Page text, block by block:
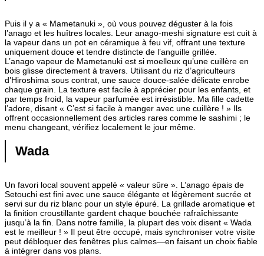
Puis il y a « Mametanuki », où vous pouvez déguster à la fois
l’anago et les huîtres locales. Leur anago-meshi signature est cuit à
la vapeur dans un pot en céramique à feu vif, offrant une texture
uniquement douce et tendre distincte de l’anguille grillée.
L’anago vapeur de Mametanuki est si moelleux qu’une cuillère en
bois glisse directement à travers. Utilisant du riz d’agriculteurs
d’Hiroshima sous contrat, une sauce douce-salée délicate enrobe
chaque grain. La texture est facile à apprécier pour les enfants, et
par temps froid, la vapeur parfumée est irrésistible. Ma fille cadette
l’adore, disant « C’est si facile à manger avec une cuillère ! » Ils
offrent occasionnellement des articles rares comme le sashimi ; le
menu changeant, vérifiez localement le jour même.
Wada
Un favori local souvent appelé « valeur sûre ». L’anago épais de
Setouchi est fini avec une sauce élégante et légèrement sucrée et
servi sur du riz blanc pour un style épuré. La grillade aromatique et
la finition croustillante gardent chaque bouchée rafraîchissante
jusqu’à la fin. Dans notre famille, la plupart des voix disent « Wada
est le meilleur ! » Il peut être occupé, mais synchroniser votre visite
peut débloquer des fenêtres plus calmes—en faisant un choix fiable
à intégrer dans vos plans.